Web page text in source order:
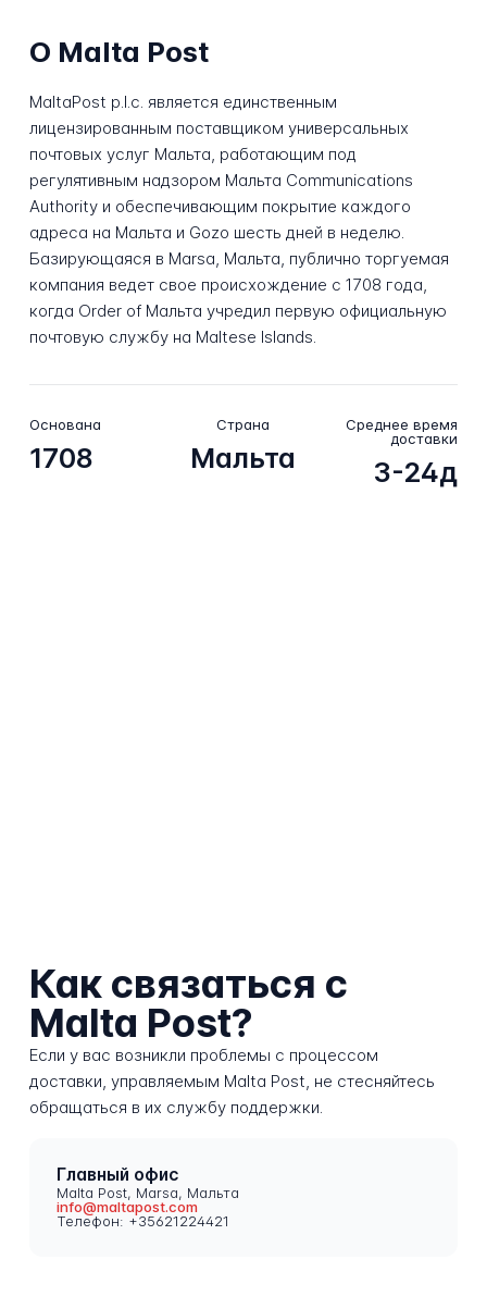
О Malta Post
MaltaPost p.l.c. является единственным
лицензированным поставщиком универсальных
почтовых услуг Мальта, работающим под
регулятивным надзором Мальта Communications
Authority и обеспечивающим покрытие каждого
адреса на Мальта и Gozo шесть дней в неделю.
Базирующаяся в Marsa, Мальта, публично торгуемая
компания ведет свое происхождение с 1708 года,
когда Order of Мальта учредил первую официальную
почтовую службу на Maltese Islands.
Основана
1708
Страна
Мальта
Среднее время
доставки
3-24д
Как связаться с
Malta Post?
Если у вас возникли проблемы с процессом
доставки, управляемым Malta Post, не стесняйтесь
обращаться в их службу поддержки.
Главный офис
Malta Post, Marsa, Мальта
info@maltapost.com
Телефон: +35621224421